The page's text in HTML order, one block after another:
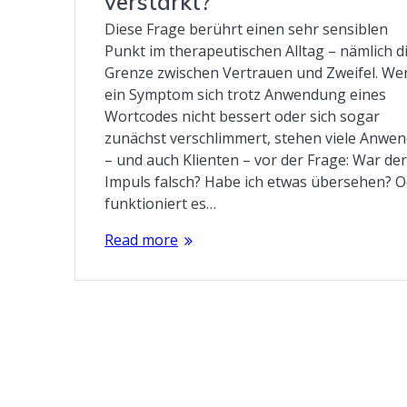
Diese Frage berührt einen sehr sensiblen
Punkt im therapeutischen Alltag – nämlich
Grenze zwischen Vertrauen und Zweifel.
ein Symptom sich trotz Anwendung eines
Wortcodes nicht bessert oder sich sogar
zunächst verschlimmert, stehen viele
– und auch Klienten – vor der Frage: War der
Impuls falsch? Habe ich etwas übersehen?
funktioniert es…
Read more